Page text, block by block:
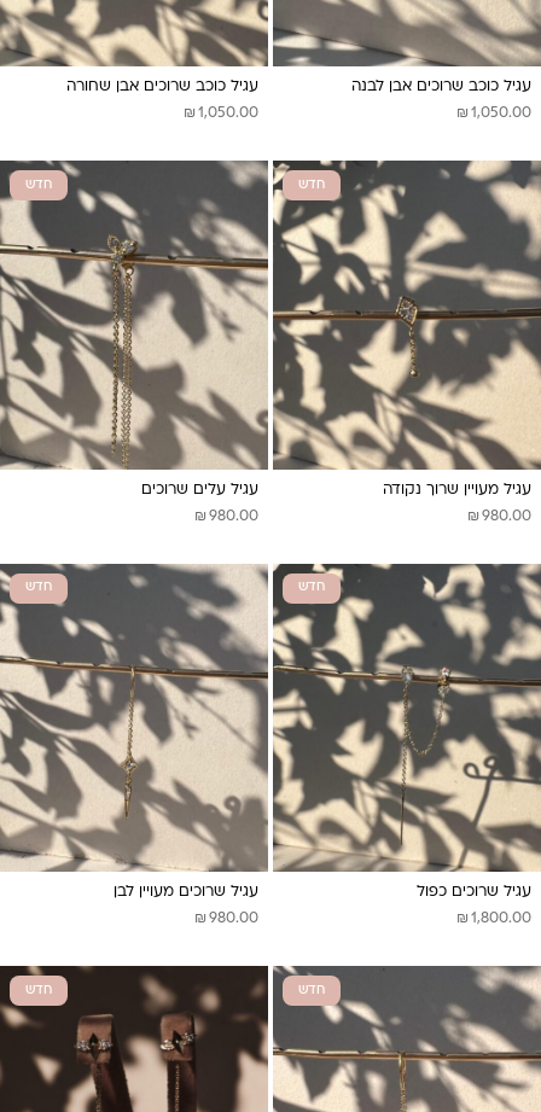
עגיל כוכב שרוכים אבן לבנה
₪ 1,050.00
עגיל כוכב שרוכים אבן שחורה
₪ 1,050.00
חדש
עגיל מעויין שרוך נקודה
₪ 980.00
חדש
עגיל עלים שרוכים
₪ 980.00
חדש
עגיל שרוכים כפול
₪ 1,800.00
חדש
עגיל שרוכים מעויין לבן
₪ 980.00
חדש חדש